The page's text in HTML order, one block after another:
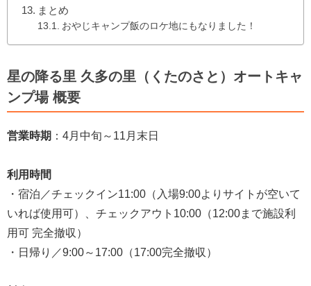
まとめ
おやじキャンプ飯のロケ地にもなりました！
星の降る里 久多の里（くたのさと）オートキャ
ンプ場 概要
営業時期 ：4月中旬～11月末日
利用時間
・宿泊／チェックイン11:00（入場9:00よりサイトが空いて
いれば使用可）、チェックアウト10:00（12:00まで施設利
用可 完全撤収）
・日帰り／9:00～17:00（17:00完全撤収）